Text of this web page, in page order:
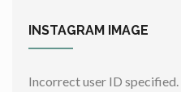
INSTAGRAM IMAGE
Incorrect user ID specified.